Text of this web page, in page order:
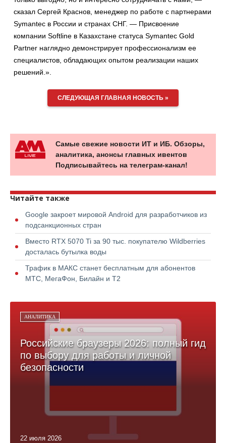
сказал Сергей Краснов, менеджер по работе с партнерами
Symantec в России и странах СНГ. — Присвоение
компании Softline в Казахстане статуса Symantec Gold
Partner наглядно демонстрирует профессионализм ее
специалистов, обладающих опытом реализации наших
решений.».
СЛЕДУЮЩАЯ ГЛАВНАЯ НОВОСТЬ »
Самые свежие новости ИТ и ИБ. Обзоры,
аналитика, анонсы главных ивентов
Подписывайтесь на телеграм-канал!
Читайте также
Google закроет мировой Android для разработчиков из
подсанкционных стран
Вместо RTX 5070 Ti за 90 тыс. покупателю Wildberries
досталась бутылка воды
Трафик в МАКС станет бесплатным для абонентов
МТС, МегаФон, Билайн и Т2
АНАЛИТИКА
Российские браузеры 2026: полный гид
по выбору для работы и личной
безопасности
22 июля 2026